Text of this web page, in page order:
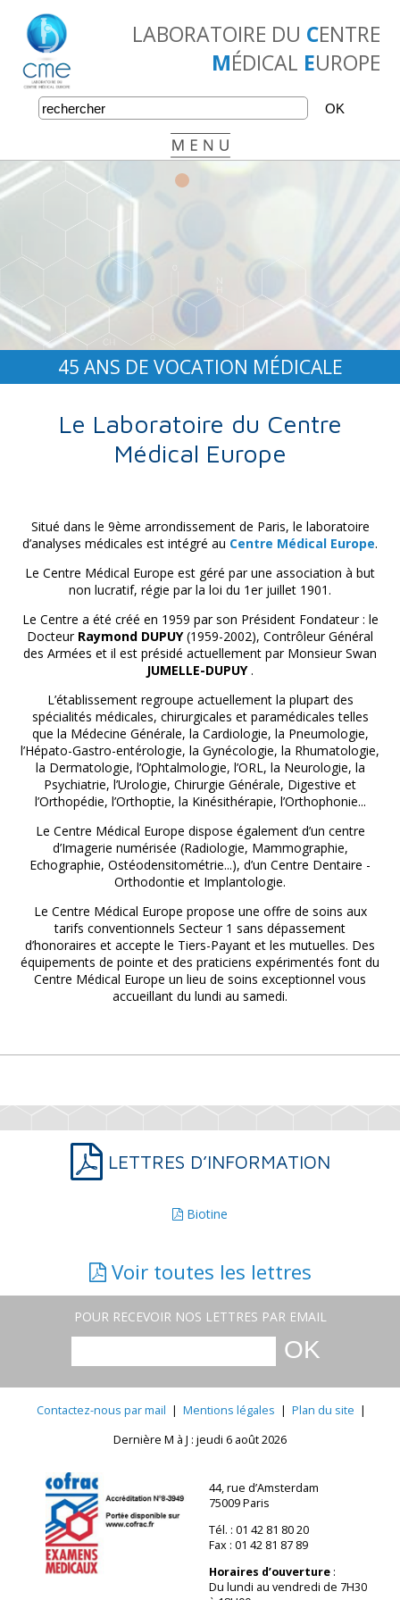
LABORATOIRE DU CENTRE
MÉDICAL EUROPE
45 ANS DE VOCATION MÉDICALE
Le Laboratoire du Centre
Médical Europe
Situé dans le 9ème arrondissement de Paris, le laboratoire
d’analyses médicales est intégré au Centre Médical Europe.
Le Centre Médical Europe est géré par une association à but
non lucratif, régie par la loi du 1er juillet 1901.
Le Centre a été créé en 1959 par son Président Fondateur : le
Docteur Raymond DUPUY(1959-2002), Contrôleur Général
des Armées et il est présidé actuellement par Monsieur Swan
JUMELLE-DUPUY .
L’établissement regroupe actuellement la plupart des
spécialités médicales, chirurgicales et paramédicales telles
que la Médecine Générale, la Cardiologie, la Pneumologie,
l’Hépato-Gastro-entérologie, la Gynécologie, la Rhumatologie,
la Dermatologie, l’Ophtalmologie, l’ORL, la Neurologie, la
Psychiatrie, l’Urologie, Chirurgie Générale, Digestive et
l’Orthopédie, l’Orthoptie, la Kinésithérapie, l’Orthophonie...
Le Centre Médical Europe dispose également d’un centre
d’Imagerie numérisée (Radiologie, Mammographie,
Echographie, Ostéodensitométrie...), d’un Centre Dentaire -
Orthodontie et Implantologie.
Le Centre Médical Europe propose une offre de soins aux
tarifs conventionnels Secteur 1 sans dépassement
d’honoraires et accepte le Tiers-Payant et les mutuelles. Des
équipements de pointe et des praticiens expérimentés font du
Centre Médical Europe un lieu de soins exceptionnel vous
accueillant du lundi au samedi.
LETTRES D’INFORMATION
Biotine
Voir toutes les lettres
POUR RECEVOIR NOS LETTRES PAR EMAIL
Contactez-nous par mail | Mentions légales | Plan du site |
Dernière M à J : jeudi 6 août 2026
44, rue d’Amsterdam
75009 Paris
Tél. : 01 42 81 80 20
Fax : 01 42 81 87 89
Horaires d’ouverture:
Du lundi au vendredi de 7H30